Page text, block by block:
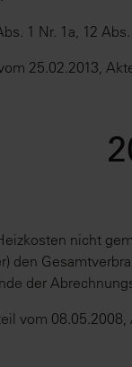
1 Nr. 1a, 12
25.02.2013,
nicht
den
der
vom